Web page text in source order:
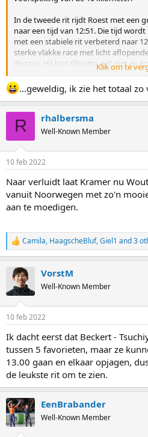
In de tweede rit rijdt Roest met een
naar een tijd van 12:51. Die tijd
met een stabiele rit verbeterd naar
sterke vlakke race met licht
de race. Hij lapt Ghiotto net niet en
wereldrecord, 12:33. De
ziet nu zelfs Ghiotto in de rug en dat
reputatie op deze afstand."
In de slotrit rijdt Bloemen voor brons.
rondetijden grillig, waardoor hij
onder het schema zit. Uiteindelijk rijdt
haast hysterisch juicht vanwege
Uitslag
1. Van der Poel 12:33
2. Bergsma 12:45
3. Bloemen 12:49
4. Roest 12:51
6. Rumyantsev 12:58
7. Ghiotto 13:02
De interviews. Naast een uitgebreide
race gooit Van der Poel in zijn
op het vuur rondom lobbygate.
verontwaardigd. Het interview met
grammaticaal correcte zinnen. Iets
net niet lekker. Normaal kom ik in
end afbouwen naar 29'ers, maar dat
Uiteindelijk vindt Bert dat zilver niet
maar Bergsma blijft toch een tikje
Maalderink aan Roest de volgende
hebben over de aanloop naar deze
rond het niet selecteren van jou
kwam twee dagen geleden nog een
der Poel over ijsbeïnvloeding door de
concluderen dat deze randzaken
gekost?"
Klik om te
...geweldig, ik zie het totaal
R rhalbersma
Well-Known Member
10 feb 2022
Naar verluidt laat Kramer nu
vanuit Noorwegen met zo'n
aan te moedigen.
R
e
c
t
i
s
Camila, HaagscheBluf,Giel1 and 3
VorstM
Well-Known Member
10 feb 2022
Ik dacht eerst dat Beckert -
tussen 5 favorieten, maar ze
13.00 gaan en elkaar opjagen,
de leukste rit om te zien.
EenBrabander
Well-Known Member